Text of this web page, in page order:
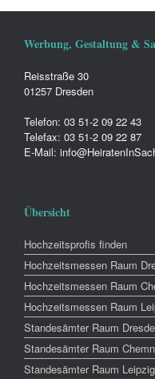
Werbung, Gestaltung &
Reisstraße 30
01257 Dresden
Telefon: 03 51-2 09 22 43
Telefax: 03 51-2 09 22 87
E-Mail:
Übersicht
Hochzeitsprofis finden
Hochzeitsmessen Raum
Hochzeitsmessen Raum
Hochzeitsmessen Raum
Standesämter Raum
Standesämter Raum
Standesämter Raum